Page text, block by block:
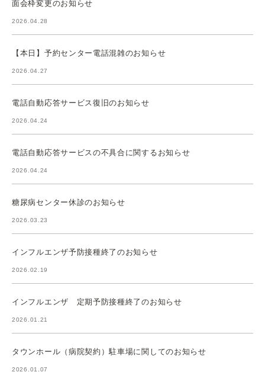
面会枠変更のお知らせ
2026.04.28
【本日】予約センター電話混雑のお知らせ
2026.04.27
電話自動応答サービス復旧のお知らせ
2026.04.24
電話自動応答サービスの不具合に関するお知らせ
2026.04.24
糖尿病センター休診のお知らせ
2026.03.23
インフルエンザ予防接種終了のお知らせ
2026.02.19
インフルエンザ 定期予防接種終了のお知らせ
2026.01.21
タウンホール（病院契約）駐車場に関してのお知らせ
2026.01.07